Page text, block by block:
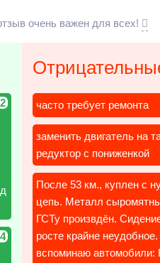
очень важен для всех!
часто требует ремонта
заменить двигатель на
редуктор с пониженкой
После 53 км., куплен с
цепь. Металл
ГСТу произвдён.
росте крайне
вспоминаю